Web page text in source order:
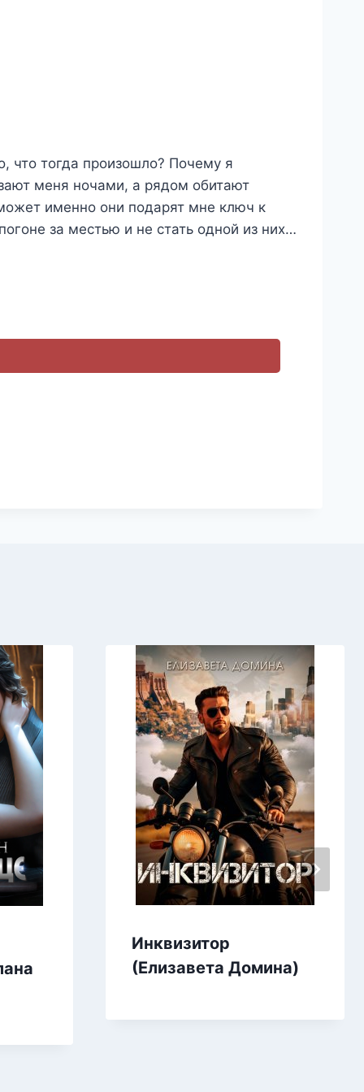
что тогда произошло? Почему я
меня ночами, а рядом обитают
именно они подарят мне ключ к
за местью и не стать одной из них…
Инквизитор
(Елизавета Домина)